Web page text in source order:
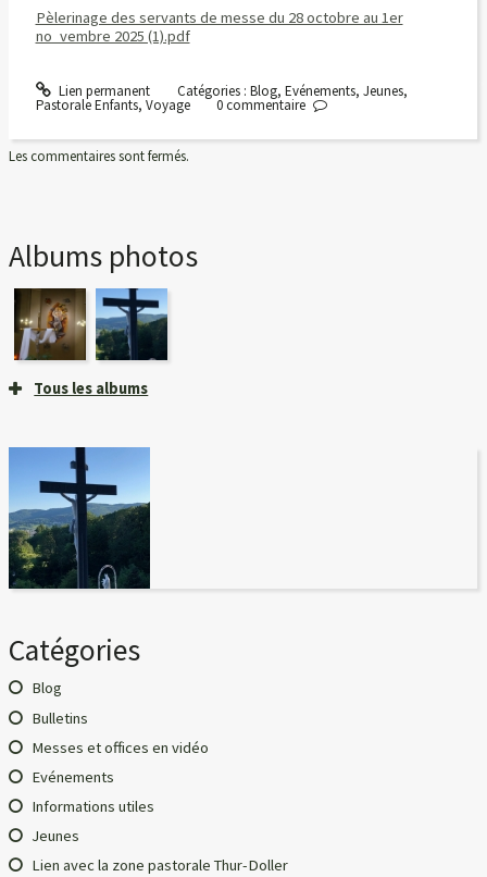
Pèlerinage des servants de messe du 28 octobre au 1er
no_vembre 2025 (1).pdf
Lien permanent Catégories : Blog, Evénements, Jeunes,
Pastorale Enfants, Voyage 0commentaire
Les commentaires sont fermés.
Albums photos
Tous les albums
Catégories
Blog
Bulletins
Messes et offices en vidéo
Evénements
Informations utiles
Jeunes
Lien avec la zone pastorale Thur-Doller